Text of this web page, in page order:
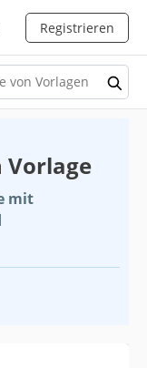
Registrieren
Vorlage
mit